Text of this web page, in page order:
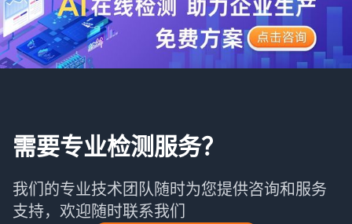
需要专业检测服务？
我们的专业技术团队随时为您提供咨询和服务
支持，欢迎随时联系我们